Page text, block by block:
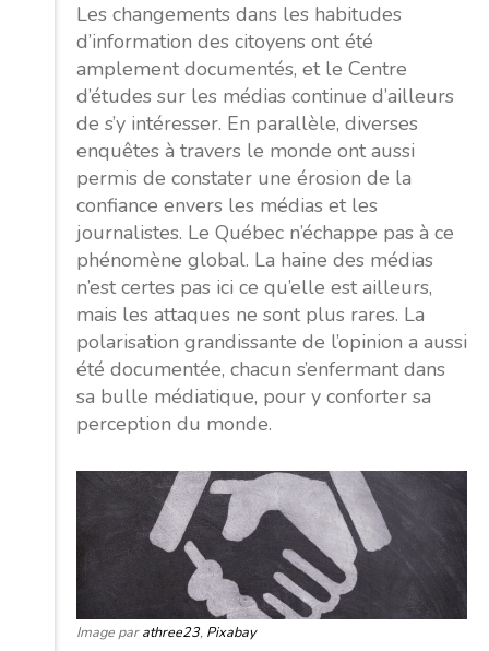
Les changements dans les habitudes
d’information des citoyens ont été
amplement documentés, et le Centre
d’études sur les médias continue d’ailleurs
de s’y intéresser. En parallèle, diverses
enquêtes à travers le monde ont aussi
permis de constater une érosion de la
confiance envers les médias et les
journalistes. Le Québec n’échappe pas à ce
phénomène global. La haine des médias
n’est certes pas ici ce qu’elle est ailleurs,
mais les attaques ne sont plus rares. La
polarisation grandissante de l’opinion a aussi
été documentée, chacun s’enfermant dans
sa bulle médiatique, pour y conforter sa
perception du monde.
Image parathree23, Pixabay